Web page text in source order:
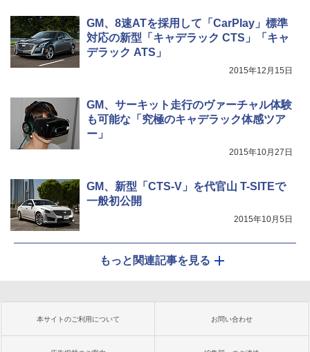
GM、8速ATを採用して「CarPlay」標準
対応の新型「キャデラック CTS」「キャ
デラック ATS」
2015年12月15日
GM、サーキット走行のヴァーチャル体験
も可能な「究極のキャデラック体感ツア
ー」
2015年10月27日
GM、新型「CTS-V」を代官山 T-SITEで
一般初公開
2015年10月5日
もっと関連記事を見る
本サイトのご利用について お問い合わせ